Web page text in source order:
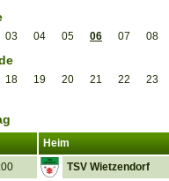
03 04 05 06 07 08
18 19 20 21 22 23
Heim
TSV Wietzendorf